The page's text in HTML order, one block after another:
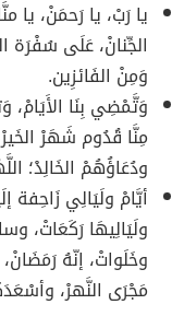
يا رَبْ، يا رَحمَنْ، يا
الجِّنانْ، عَلَى سُفْرَة
وَمِنْ الفَائزِين.
وَتَّمْضِي بِنَا الأَيَامْ،
مِنَّا قُدُوم شَهَرْ
ودُعَاؤُهُمْ الخَالِدْ؛
أيَّامْ ولَيَالِي زَاحِفة
ولَيَالِيهَا رَكَعَاتْ،
وخَلَواتْ، إنّهُ
مَجْرَى النَّهرْ،